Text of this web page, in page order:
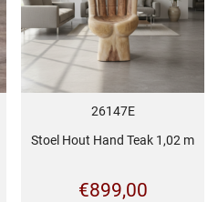
26147E
Stoel Hout Hand Teak 1,02 m
€899,00